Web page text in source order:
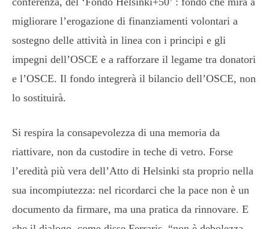
migliorare l’erogazione di finanziamenti volontari a
sostegno delle attività in linea con i principi e gli
impegni dell’OSCE e a rafforzare il legame tra donatori
e l’OSCE. Il fondo integrerà il bilancio dell’OSCE, non
lo sostituirà.
Si respira la consapevolezza di una memoria da
riattivare, non da custodire in teche di vetro. Forse
l’eredità più vera dell’Atto di Helsinki sta proprio nella
sua incompiutezza: nel ricordarci che la pace non è un
documento da firmare, ma una pratica da rinnovare. E